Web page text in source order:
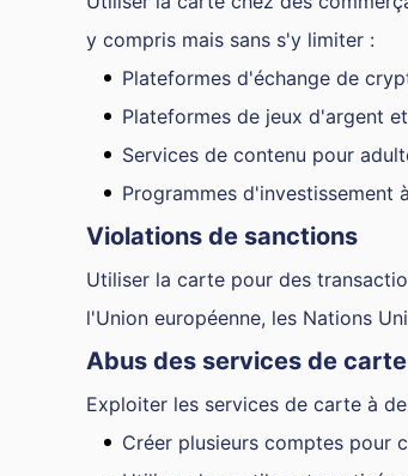
y compris mais sans s'y limiter :
Plateformes d'échange de
Plateformes de jeux d'argent
Services de contenu pour
Programmes d'investissement
Violations de sanctions
Utiliser la carte pour des
l'Union européenne, les Nations
Abus des services de carte
Exploiter les services de carte à
Créer plusieurs comptes pour